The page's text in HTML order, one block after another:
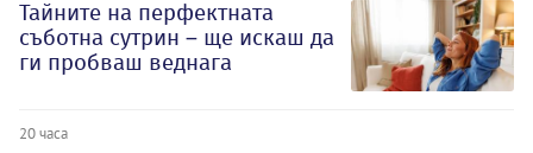
Тайните на перфектната
съботна сутрин – ще искаш да
ги пробваш веднага
20 часа